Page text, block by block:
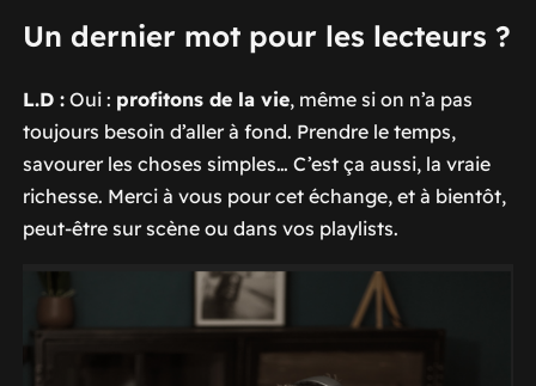
Un dernier mot pour les lecteurs ?
L.D :Oui : profitons de la vie, même si on n’a pas
toujours besoin d’aller à fond. Prendre le temps,
savourer les choses simples… C’est ça aussi, la vraie
richesse. Merci à vous pour cet échange, et à bientôt,
peut-être sur scène ou dans vos playlists.